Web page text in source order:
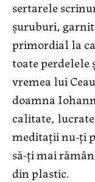
sertarele
şuruburi,
primordial la
toate perdelele
vremea lui
doamna
calitate,
meditaţii nu-ţi
să-ţi mai
din plastic.